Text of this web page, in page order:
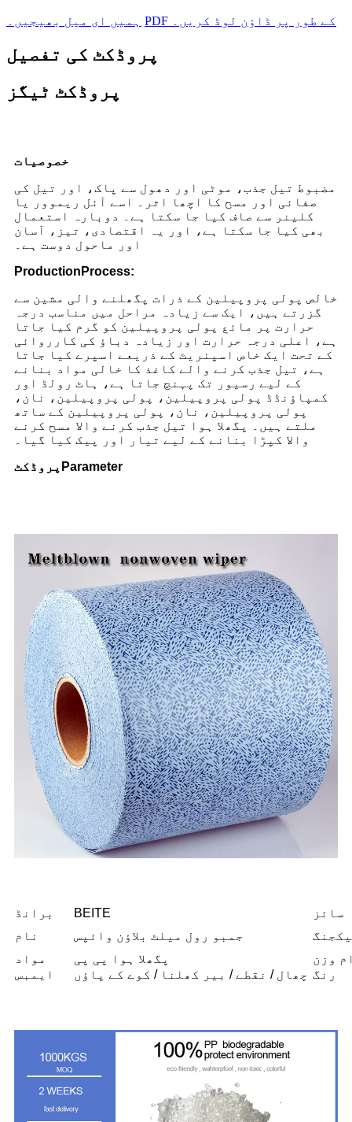
ہمیں ای میل بھیجیں۔ PDF کے طور پر ڈاؤن لوڈ کریں۔
پروڈکٹ کی تفصیل
پروڈکٹ ٹیگز
خصوصیات
مضبوط تیل جذب، موٹی اور دھول سے پاک، اور تیل کی
صفائی اور مسح کا اچھا اثر۔ اسے آئل ریموور یا
کلینر سے صاف کیا جا سکتا ہے۔ دوبارہ استعمال
بھی کیا جا سکتا ہے، اور یہ اقتصادی، تیز، آسان
اور ماحول دوست ہے۔
Production Process:
خالص پولی پروپیلین کے ذرات پگھلنے والی مشین سے
گزرتے ہیں، ایک سے زیادہ مراحل میں مناسب درجہ
حرارت پر مائع پولی پروپیلین کو گرم کیا جاتا
ہے، اعلی درجہ حرارت اور زیادہ دباؤ کی کارروائی
کے تحت ایک خاص اسپنریٹ کے ذریعے اسپرے کیا جاتا
ہے، تیل جذب کرنے والے کاغذ کا خالی مواد بنانے
کے لیے رسیور تک پہنچ جاتا ہے، ہاٹ رولڈ اور
کمپاؤنڈڈ پولی پروپیلین، پولی پروپیلین، نان،
پولی پروپیلین، نان، پولی پروپیلین کے ساتھ
ملتے ہیں۔ پگھلا ہوا تیل جذب کرنے والا مسح کرنے
والا کپڑا بنانے کے لیے تیار اور پیک کیا گیا۔
پروڈکٹ Parameter
برانڈ BEITE
سائز
نام
جمبو رول میلٹ بلاؤن وائپس
مواد
پگھلا ہوا پی پی
وزن
ایمبس
چھال / نقطے / بیر کھلنا / کوے کے پاؤں رنگ